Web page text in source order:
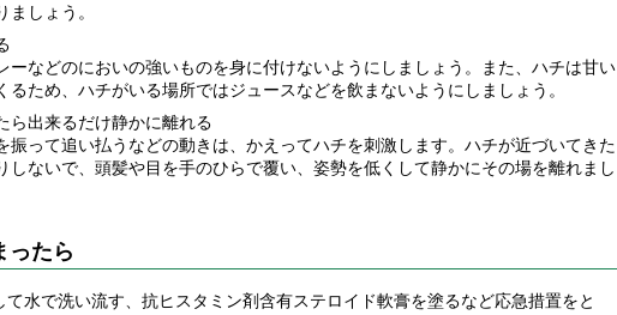
ましょう。
ーなどのにおいの強いものを身に付けないようにしましょう。また、ハチは甘い
るため、ハチがいる場所ではジュースなどを飲まないようにしましょう。
ら出来るだけ静かに離れる
振って追い払うなどの動きは、かえってハチを刺激します。ハチが近づいてきた
しないで、頭髪や目を手のひらで覆い、姿勢を低くして静かにその場を離れまし
ったら
水で洗い流す、抗ヒスタミン剤含有ステロイド軟膏を塗るなど応急措置をと